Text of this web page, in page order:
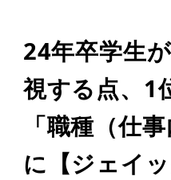
24年卒学生
視する点、1
「職種（仕
に【ジェイッ